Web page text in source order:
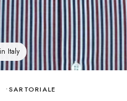
Italy
SARTORIALE